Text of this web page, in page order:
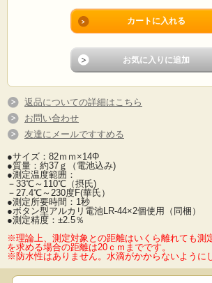
返品についての詳細はこちら
お問い合わせ
友達にメールですすめる
●サイズ：82ｍｍ×14Φ
●質量：約37ｇ（電池込み)
●測定温度範囲：
－33℃～110℃（摂氏)
－27.4℃～230度F(華氏）
●測定所要時間：1秒
●ボタン型アルカリ電池LR-44×2個使用（同梱）
●測定精度：±2.5％
※理論上、測定対象との距離はいくら離れても測
を求める場合の距離は20ｃｍまでです。
※防水性はありません。水滴がかからないように